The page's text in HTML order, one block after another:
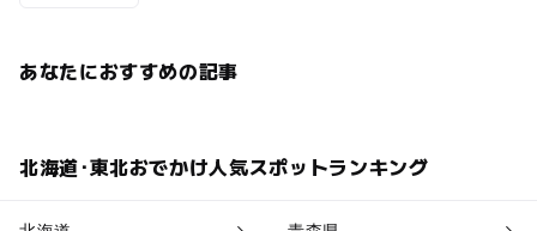
あなたにおすすめの記事
北海道･東北おでかけ人気スポットランキング